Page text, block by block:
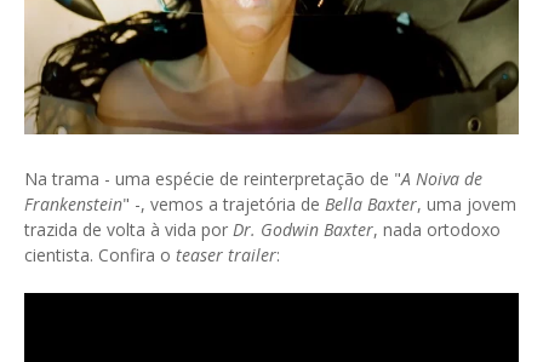
Na trama - uma espécie de reinterpretação de "A Noiva de
Frankenstein" -, vemos a trajetória de Bella Baxter, uma jovem
trazida de volta à vida por Dr. Godwin Baxter, nada ortodoxo
cientista. Confira o teaser trailer: